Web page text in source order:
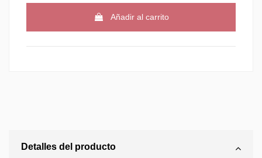
Añadir al carrito
Detalles del producto